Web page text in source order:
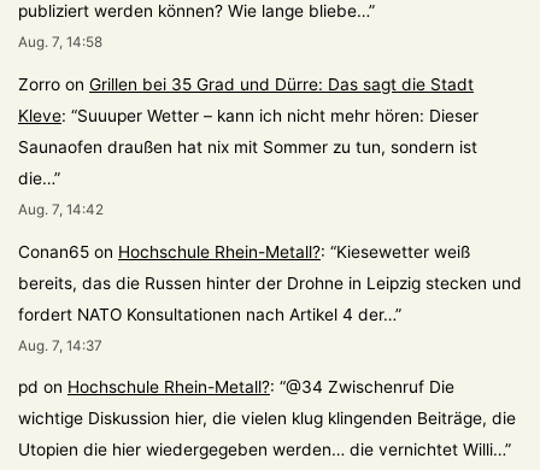
publiziert werden können? Wie lange bliebe…”
Aug. 7, 14:58
Zorro on Grillen bei 35 Grad und Dürre: Das sagt die Stadt
Kleve: “Suuuper Wetter – kann ich nicht mehr hören: Dieser
Saunaofen draußen hat nix mit Sommer zu tun, sondern ist
die…”
Aug. 7, 14:42
Conan65 on Hochschule Rhein-Metall?: “Kiesewetter weiß
bereits, das die Russen hinter der Drohne in Leipzig stecken und
fordert NATO Konsultationen nach Artikel 4 der…”
Aug. 7, 14:37
pd on Hochschule Rhein-Metall?: “@34 Zwischenruf Die
wichtige Diskussion hier, die vielen klug klingenden Beiträge, die
Utopien die hier wiedergegeben werden… die vernichtet Willi…”